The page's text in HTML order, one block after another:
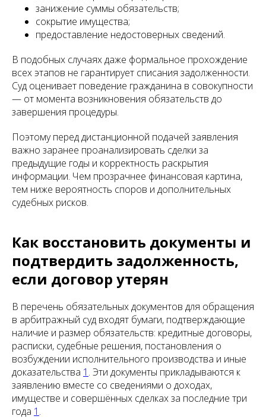
занижение суммы обязательств;
сокрытие имущества;
предоставление недостоверных сведений.
В подобных случаях даже формальное прохождение
всех этапов не гарантирует списания задолженности.
Суд оценивает поведение гражданина в совокупности
— от момента возникновения обязательств до
завершения процедуры.
Поэтому перед дистанционной подачей заявления
важно заранее проанализировать сделки за
предыдущие годы и корректность раскрытия
информации. Чем прозрачнее финансовая картина,
тем ниже вероятность споров и дополнительных
судебных рисков.
Как восстановить документы и
подтвердить задолженность,
если договор утерян
В перечень обязательных документов для обращения
в арбитражный суд входят бумаги, подтверждающие
наличие и размер обязательств: кредитные договоры,
расписки, судебные решения, постановления о
возбуждении исполнительного производства и иные
доказательства 1 . Эти документы прикладываются к
заявлению вместе со сведениями о доходах,
имуществе и совершённых сделках за последние три
года 1 .